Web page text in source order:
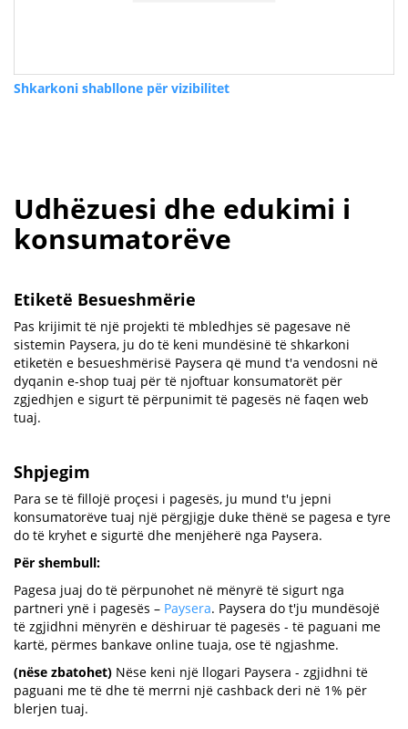
Shkarkoni shabllone për vizibilitet
Udhëzuesi dhe edukimi i
konsumatorëve
Etiketë Besueshmërie
Pas krijimit të një projekti të mbledhjes së pagesave në
sistemin Paysera, ju do të keni mundësinë të shkarkoni
etiketën e besueshmërisë Paysera që mund t'a vendosni në
dyqanin e-shop tuaj për të njoftuar konsumatorët për
zgjedhjen e sigurt të përpunimit të pagesës në faqen web
tuaj.
Shpjegim
Para se të fillojë proçesi i pagesës, ju mund t'u jepni
konsumatorëve tuaj një përgjigje duke thënë se pagesa e tyre
do të kryhet e sigurtë dhe menjëherë nga Paysera.
Për shembull:
Pagesa juaj do të përpunohet në mënyrë të sigurt nga
partneri ynë i pagesës – Paysera. Paysera do t'ju mundësojë
të zgjidhni mënyrën e dëshiruar të pagesës - të paguani me
kartë, përmes bankave online tuaja, ose të ngjashme.
(nëse zbatohet) Nëse keni një llogari Paysera - zgjidhni të
paguani me të dhe të merrni një cashback deri në 1% për
blerjen tuaj.